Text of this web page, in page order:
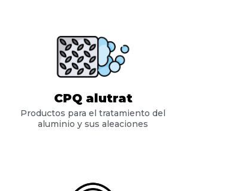
CPQ alutrat
Productos para el tratamiento del
aluminio y sus aleaciones